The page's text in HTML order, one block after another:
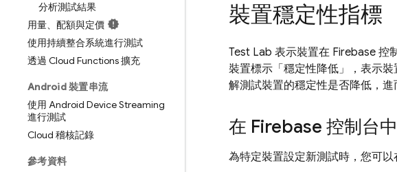
分析測試結果
用量、配額與定價
使用持續整合系統進行測試
透過 Cloud Functions 擴充
Android 裝置串流
使用 Android Device Streaming
進行測試
Cloud 稽核記錄
參考資料
裝置穩定性指標
Test Lab 表示裝置在 Firebase 控
裝置標示「穩定性降低」
，表示
解測試裝置的穩定性是否降低，進
在 Firebase 控制台
為特定裝置設定新測試時，您可以